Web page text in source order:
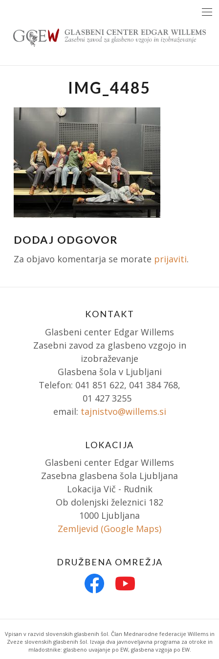
content
IMG_4485
DODAJ ODGOVOR
Za objavo komentarja se morate prijaviti.
KONTAKT
Glasbeni center Edgar Willems
Zasebni zavod za glasbeno vzgojo in
izobraževanje
Glasbena šola v Ljubljani
Telefon: 041 851 622, 041 384 768,
01 427 3255
email: tajnistvo@willems.si
LOKACIJA
Glasbeni center Edgar Willems
Zasebna glasbena šola Ljubljana
Lokacija Vič - Rudnik
Ob dolenjski železnici 182
1000 Ljubljana
Zemljevid (Google Maps)
DRUŽBENA OMREŽJA
Vpisan v razvid slovenskih glasbenih šol. Član Mednarodne federacije Willems in
Zveze slovenskih glasbenih šol. Izvaja dva javnoveljavna programa za otroke in
mladostnike: glasbeno uvajanje po EW, glasbena vzgoja po EW.